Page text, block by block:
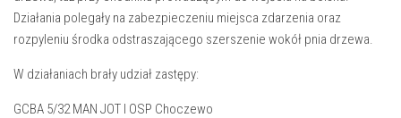
Działania polegały na zabezpieczeniu miejsca zdarzenia oraz
rozpyleniu środka odstraszającego szerszenie wokół pnia drzewa.
W działaniach brały udział zastępy:
GCBA 5/32 MAN JOT I OSP Choczewo